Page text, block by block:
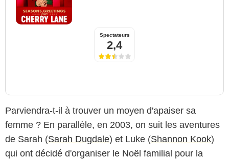
Spectateurs
2,4
Parviendra-t-il à trouver un moyen d'apaiser sa
femme ? En parallèle, en 2003, on suit les aventures
de Sarah (Sarah Dugdale) et Luke (Shannon Kook)
qui ont décidé d'organiser le Noël familial pour la